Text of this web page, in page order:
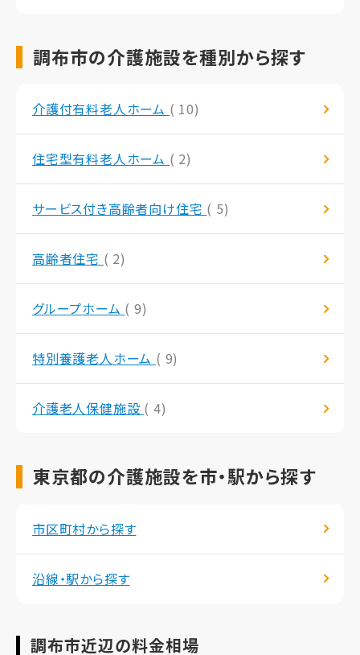
調布市の介護施設を種別から探す
介護付有料老人ホーム ( 10)
住宅型有料老人ホーム ( 2)
サービス付き高齢者向け住宅 ( 5)
高齢者住宅 ( 2)
グループホーム ( 9)
特別養護老人ホーム ( 9)
介護老人保健施設 ( 4)
東京都の介護施設を市・駅から探す
市区町村から探す
沿線・駅から探す
調布市近辺の料金相場